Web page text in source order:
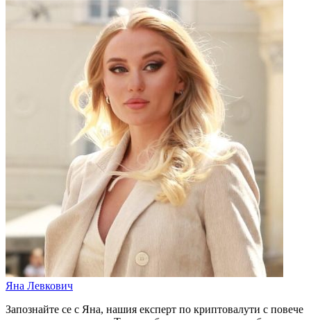
Яна Левкович
Запознайте се с Яна, нашия експерт по криптовалути с повече